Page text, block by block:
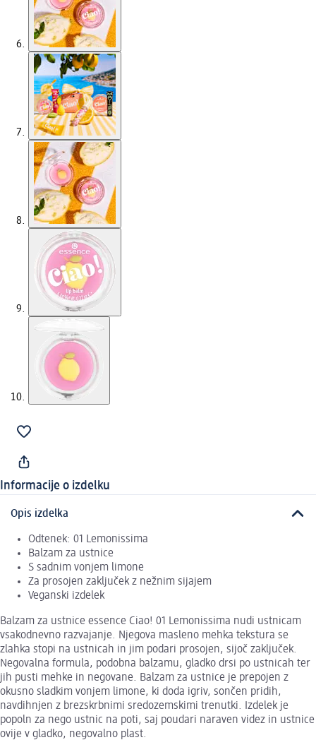
Informacije o izdelku
Opis izdelka
Odtenek: 01 Lemonissima
Balzam za ustnice
S sadnim vonjem limone
Za prosojen zaključek z nežnim sijajem
Veganski izdelek
Balzam za ustnice essence Ciao! 01 Lemonissima nudi ustnicam
vsakodnevno razvajanje. Njegova masleno mehka tekstura se
zlahka stopi na ustnicah in jim podari prosojen, sijoč zaključek.
Negovalna formula, podobna balzamu, gladko drsi po ustnicah ter
jih pusti mehke in negovane. Balzam za ustnice je prepojen z
okusno sladkim vonjem limone, ki doda igriv, sončen pridih,
navdihnjen z brezskrbnimi sredozemskimi trenutki. Izdelek je
popoln za nego ustnic na poti, saj poudari naraven videz in ustnice
ovije v gladko, negovalno plast.